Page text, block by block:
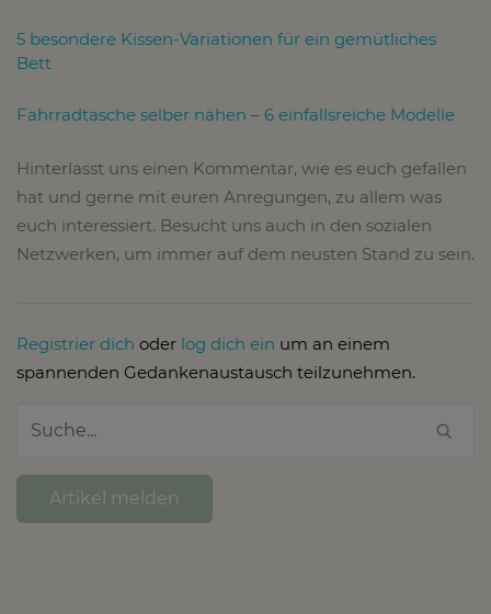
5 besondere Kissen-Variationen für ein gemütliches
Bett
Fahrradtasche selber nähen – 6 einfallsreiche Modelle
Hinterlasst uns einen Kommentar, wie es euch gefallen
hat und gerne mit euren Anregungen, zu allem was
euch interessiert. Besucht uns auch in den sozialen
Netzwerken, um immer auf dem neusten Stand zu sein.
Registrier dich oder log dich ein um an einem
spannenden Gedankenaustausch teilzunehmen.
Artikel melden